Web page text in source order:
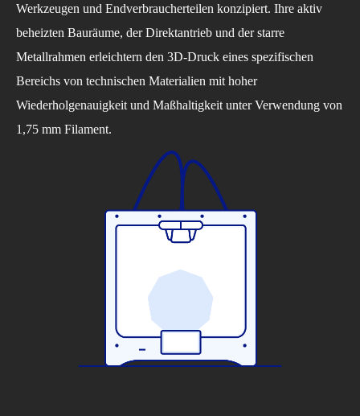
Werkzeugen und Endverbraucherteilen konzipiert. Ihre aktiv
beheizten Bauräume, der Direktantrieb und der starre
Metallrahmen erleichtern den 3D-Druck eines spezifischen
Bereichs von technischen Materialien mit hoher
Wiederholgenauigkeit und Maßhaltigkeit unter Verwendung von
1,75 mm Filament.